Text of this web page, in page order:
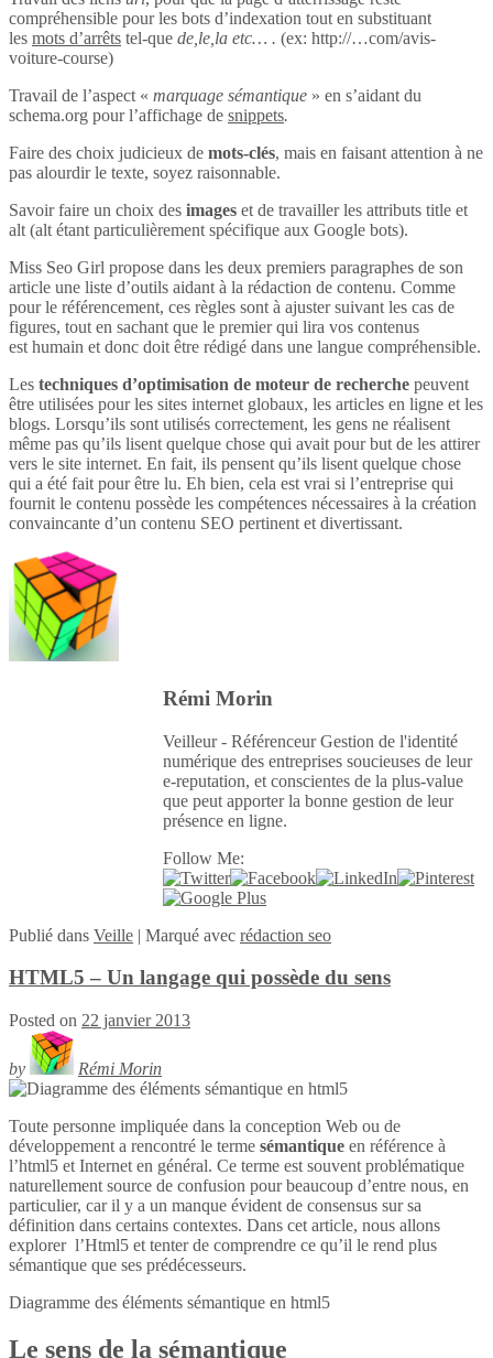
compréhensible pour les bots d’indexation tout en substituant
les mots d’arrêts tel-que de,le,la etc… . (ex: http://…com/avis-
voiture-course)
Travail de l’aspect « marquage sémantique » en s’aidant du
schema.org pour l’affichage de snippets.
Faire des choix judicieux de mots-clés, mais en faisant attention à ne
pas alourdir le texte, soyez raisonnable.
Savoir faire un choix des images et de travailler les attributs title et
alt (alt étant particulièrement spécifique aux Google bots).
Miss Seo Girl propose dans les deux premiers paragraphes de son
article une liste d’outils aidant à la rédaction de contenu. Comme
pour le référencement, ces règles sont à ajuster suivant les cas de
figures, tout en sachant que le premier qui lira vos contenus
est humain et donc doit être rédigé dans une langue compréhensible.
Les techniques d’optimisation de moteur de recherche peuvent
être utilisées pour les sites internet globaux, les articles en ligne et les
blogs. Lorsqu’ils sont utilisés correctement, les gens ne réalisent
même pas qu’ils lisent quelque chose qui avait pour but de les attirer
vers le site internet. En fait, ils pensent qu’ils lisent quelque chose
qui a été fait pour être lu. Eh bien, cela est vrai si l’entreprise qui
fournit le contenu possède les compétences nécessaires à la création
convaincante d’un contenu SEO pertinent et divertissant.
Rémi Morin
Veilleur - Référenceur Gestion de l'identité
numérique des entreprises soucieuses de leur
e-reputation, et conscientes de la plus-value
que peut apporter la bonne gestion de leur
présence en ligne.
Follow Me:
Publié dans Veille | Marqué avec rédaction seo
HTML5 – Un langage qui possède du sens
Posted on 22 janvier 2013
by Rémi Morin
Toute personne impliquée dans la conception Web ou de
développement a rencontré le terme sémantique en référence à
l’html5 et Internet en général. Ce terme est souvent problématique
naturellement source de confusion pour beaucoup d’entre nous, en
particulier, car il y a un manque évident de consensus sur sa
définition dans certains contextes. Dans cet article, nous allons
explorer l’Html5 et tenter de comprendre ce qu’il le rend plus
sémantique que ses prédécesseurs.
Diagramme des éléments sémantique en html5
Le sens de la sémantique